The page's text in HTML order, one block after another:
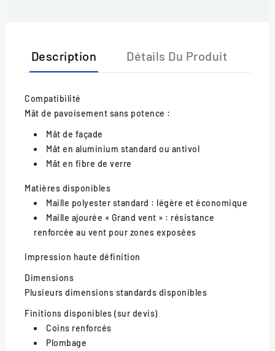
Description Détails Du Produit
Compatibilité
Mât de pavoisement sans potence :
Mât de façade
Mât en aluminium standard ou antivol
Mât en fibre de verre
Matières disponibles
Maille polyester standard : légère et économique
Maille ajourée « Grand vent » : résistance
renforcée au vent pour zones exposées
Impression haute définition
Dimensions
Plusieurs dimensions standards disponibles
Finitions disponibles (sur devis)
Coins renforcés
Plombage